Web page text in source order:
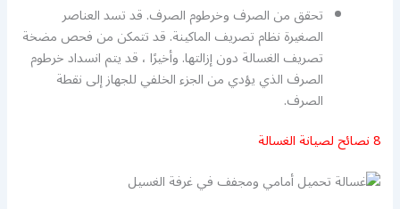
تحقق من الصرف وخرطوم الصرف. قد تسد العناصر
الصغيرة نظام تصريف الماكينة. قد تتمكن من فحص مضخة
تصريف الغسالة دون إزالتها. وأخيرًا ، قد يتم انسداد خرطوم
الصرف الذي يؤدي من الجزء الخلفي للجهاز إلى نقطة
الصرف.
8 نصائح لصيانة الغسالة